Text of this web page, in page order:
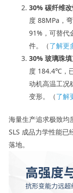
30% 碳纤维
度 88MPa，
91%，可替代
件。（了解更
30% 玻璃珠
度 184.4℃，
动机高温工况
变形。（了解
海量生产追求极致均
SLS 成品力学性能
落地。